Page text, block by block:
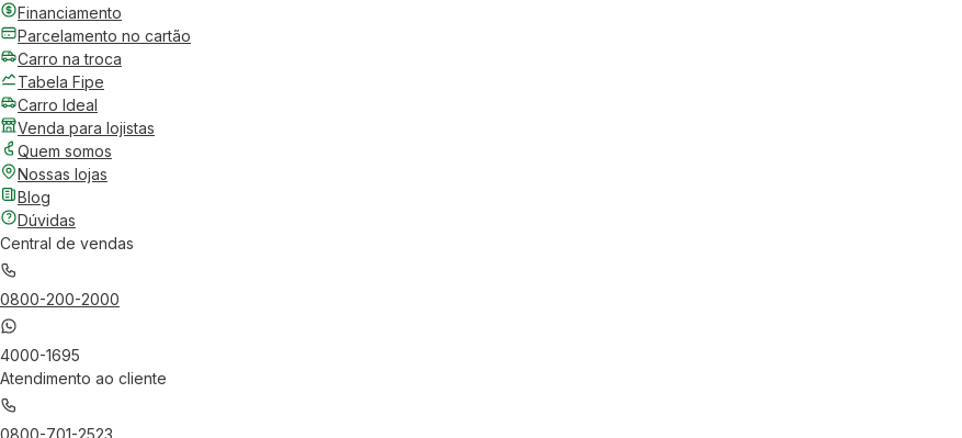
Financiamento
Parcelamento no cartão
Carro na troca
Tabela Fipe
Carro Ideal
Venda para lojistas
Quem somos
Nossas lojas
Blog
Dúvidas
Central de vendas
0800-200-2000
4000-1695
Atendimento ao cliente
0800-701-2523